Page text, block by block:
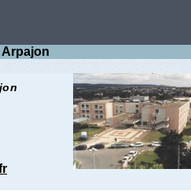
Arpajon